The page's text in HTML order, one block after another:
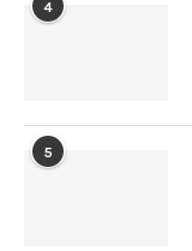
4
5